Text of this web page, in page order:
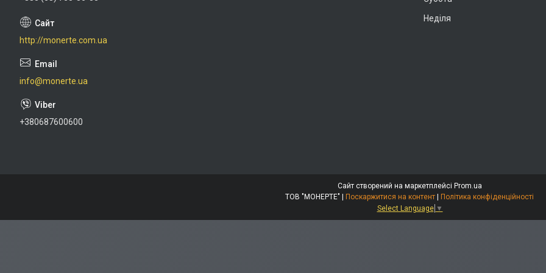
http://monerte.com.ua
info@monerte.ua
+380687600600
Неділя
Сайт створений на маркетплейсі Prom.ua
ТОВ "МОНЕРТЕ" | Поскаржитися на контент | Політика конфіденційності
Select Language ▼